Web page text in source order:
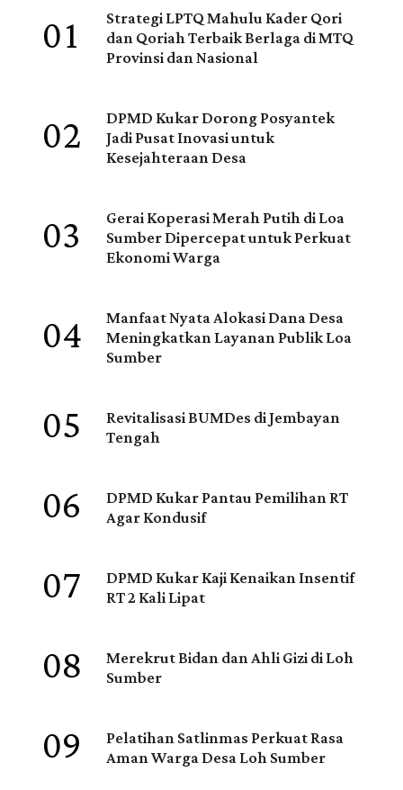
01 Strategi LPTQ Mahulu Kader Qori
dan Qoriah Terbaik Berlaga di MTQ
Provinsi dan Nasional
02 DPMD Kukar Dorong Posyantek
Jadi Pusat Inovasi untuk
Kesejahteraan Desa
03 Gerai Koperasi Merah Putih di Loa
Sumber Dipercepat untuk Perkuat
Ekonomi Warga
04 Manfaat Nyata Alokasi Dana Desa
Meningkatkan Layanan Publik Loa
Sumber
05 Revitalisasi BUMDes di Jembayan
Tengah
06 DPMD Kukar Pantau Pemilihan RT
Agar Kondusif
07 DPMD Kukar Kaji Kenaikan Insentif
RT 2 Kali Lipat
08 Merekrut Bidan dan Ahli Gizi di Loh
Sumber
09 Pelatihan Satlinmas Perkuat Rasa
Aman Warga Desa Loh Sumber